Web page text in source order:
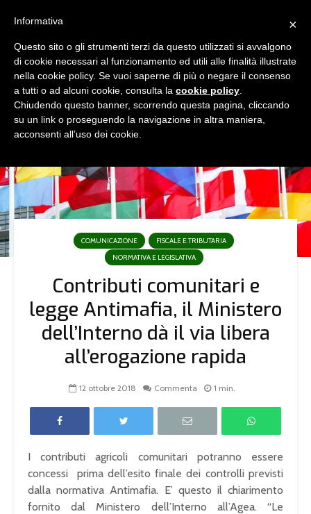
COMUNICAZIONE
FISCALE E TRIBUTARIA
NORMATIVA E LEGISLATIVA
Contributi comunitari e
legge Antimafia, il Ministero
dell’Interno dà il via libera
all’erogazione rapida
12 ottobre 2018 Commenta 1 min.
I contributi agricoli comunitari potranno essere
concessi prima dell’esito finale dei controlli previsti
dalla normativa Antimafia. E’ questo il chiarimento
fornito dal Ministero dell’Interno all’Agea. “Le
×
Informativa
Questo sito o gli strumenti terzi da questo utilizzati si avvalgono
di cookie necessari al funzionamento ed utili alle finalità illustrate
nella cookie policy. Se vuoi saperne di più o negare il consenso
a tutti o ad alcuni cookie, consulta la cookie policy
Chiudendo questo banner, scorrendo questa pagina, cliccando
su un link o proseguendo la navigazione in altra maniera,
acconsenti all’uso dei cookie.